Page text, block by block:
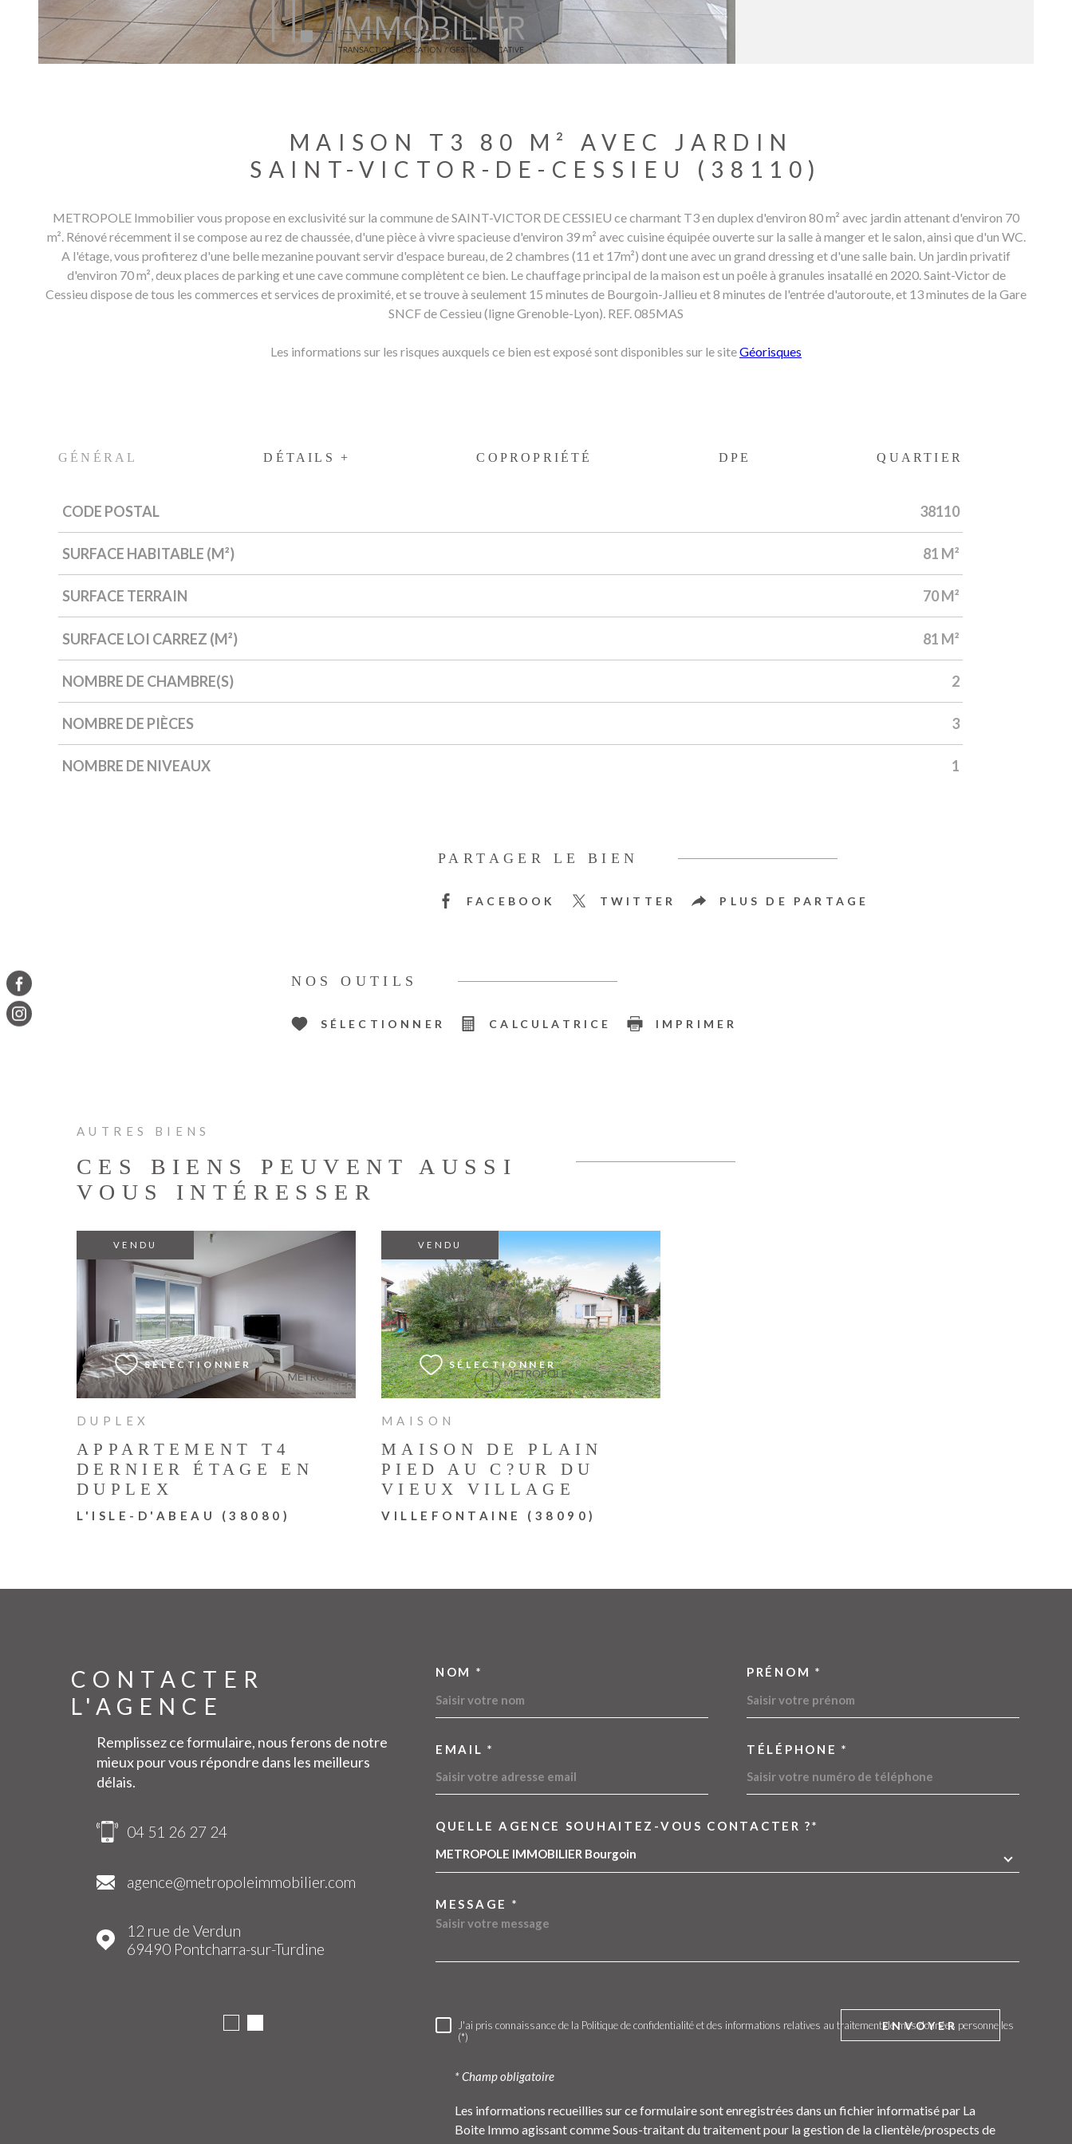
MAISON T3 80 M² AVEC JARDIN
SAINT-VICTOR-DE-CESSIEU (38110)
METROPOLE Immobilier vous propose en exclusivité sur la commune de SAINT-VICTOR DE CESSIEU ce charmant T3 en duplex d'environ 80 m² avec jardin attenant d'environ 70
m². Rénové récemment il se compose au rez de chaussée, d'une pièce à vivre spacieuse d'environ 39 m² avec cuisine équipée ouverte sur la salle à manger et le salon, ainsi que d'un WC.
A l'étage, vous profiterez d'une belle mezanine pouvant servir d'espace bureau, de 2 chambres (11 et 17m²) dont une avec un grand dressing et d'une salle bain. Un jardin privatif
d'environ 70 m², deux places de parking et une cave commune complètent ce bien. Le chauffage principal de la maison est un poêle à granules insatallé en 2020. Saint-Victor de
Cessieu dispose de tous les commerces et services de proximité, et se trouve à seulement 15 minutes de Bourgoin-Jallieu et 8 minutes de l'entrée d'autoroute, et 13 minutes de la Gare
SNCF de Cessieu (ligne Grenoble-Lyon). REF. 085MAS
Les informations sur les risques auxquels ce bien est exposé sont disponibles sur le siteGéorisques
GÉNÉRAL DÉTAILS + COPROPRIÉTÉ DPE QUARTIER
Caractérisque Valeurs
CODE POSTAL 38110
SURFACE HABITABLE (M²) 81 M²
SURFACE TERRAIN 70 M²
SURFACE LOI CARREZ (M²) 81 M²
NOMBRE DE CHAMBRE(S) 2
NOMBRE DE PIÈCES 3
NOMBRE DE NIVEAUX 1
PARTAGER LE BIEN
FACEBOOK TWITTER PLUS DE PARTAGE
NOS OUTILS
SÉLECTIONNER CALCULATRICE IMPRIMER
AUTRES BIENS
CES BIENS PEUVENT AUSSI
VOUS INTÉRESSER
DUPLEX
APPARTEMENT T4
DERNIER ÉTAGE EN
DUPLEX
L'ISLE-D'ABEAU (38080)
VENDU
SÉLECTIONNER
VOIR LE BIEN
MAISON
MAISON DE PLAIN
PIED AU C?UR DU
VIEUX VILLAGE
VILLEFONTAINE (38090)
VENDU
SÉLECTIONNER
VOIR LE BIEN
CONTACTER
L'AGENCE
Remplissez ce formulaire, nous ferons de notre
mieux pour vous répondre dans les meilleurs
délais.
04 51 26 27 24
agence@metropoleimmobilier.com
12 rue de Verdun
69490
Pontcharra-sur-Turdine
09 54 11 83 45
6 rue Claude Chappe
TRAD_MELTEM_VOSCOORDONNEES
NOM * PRÉNOM *
EMAIL * TÉLÉPHONE *
TRAD_MELTEM_VOREDEMANDE
QUELLE AGENCE SOUHAITEZ-VOUS CONTACTER ?*
METROPOLE IMMOBILIER Bourgoin
MESSAGE *
RÈGLEMENTATION
J'ai pris connaissance de la Politique de confidentialité et des informations relatives au traitement de mes données personnelles
(*)
* Champ obligatoire
ENVOYER
Les informations recueillies sur ce formulaire sont enregistrées dans un fichier informatisé par La
Boite Immo agissant comme Sous-traitant du traitement pour la gestion de la clientèle/prospects de